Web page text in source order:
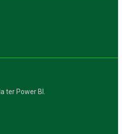
ter Power BI.